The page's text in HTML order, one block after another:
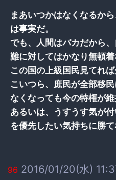
まあいつかはなくなるか
は事実だ。
でも、人間はバカだから
難に対してはかなり無頓着
この国の上級国民見てれば
こいつら、庶民が全部移
なくなっても今の特権が維
あるいは、うすうす気が
を優先したい気持ちに勝て
96 2016/01/20(水)